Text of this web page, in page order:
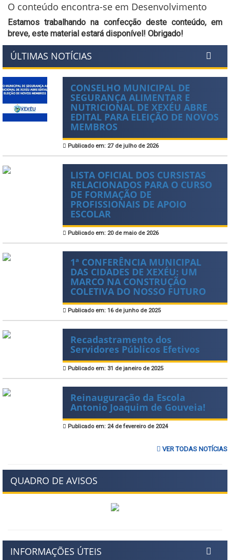
O conteúdo encontra-se em Desenvolvimento
Estamos trabalhando na confecção deste conteúdo, em
breve, este material estará disponível! Obrigado!
ÚLTIMAS NOTÍCIAS
CONSELHO MUNICIPAL DE
SEGURANÇA ALIMENTAR E
NUTRICIONAL DE XEXÉU ABRE
EDITAL PARA ELEIÇÃO DE NOVOS
MEMBROS
Publicado em: 27 de julho de 2026
LISTA OFICIAL DOS CURSISTAS
RELACIONADOS PARA O CURSO
DE FORMAÇÃO DE
PROFISSIONAIS DE APOIO
ESCOLAR
Publicado em: 20 de maio de 2026
1ª CONFERÊNCIA MUNICIPAL
DAS CIDADES DE XEXÉU: UM
MARCO NA CONSTRUÇÃO
COLETIVA DO NOSSO FUTURO
Publicado em: 16 de junho de 2025
Recadastramento dos
Servidores Públicos Efetivos
Publicado em: 31 de janeiro de 2025
Reinauguração da Escola
Antonio Joaquim de Gouveia!
Publicado em: 24 de fevereiro de 2024
VER TODAS NOTÍCIAS
QUADRO DE AVISOS
INFORMAÇÕES ÚTEIS